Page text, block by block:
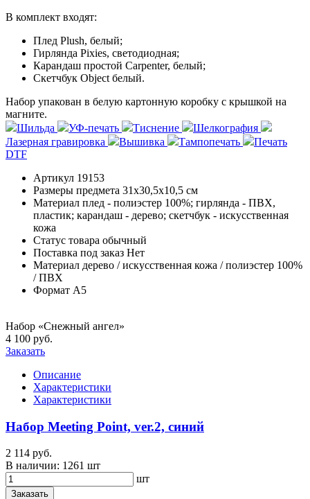
В комплект входят:
Плед Plush, белый;
Гирлянда Pixies, светодиодная;
Карандаш простой Carpenter, белый;
Скетчбук Object белый.
Набор упакован в белую картонную коробку с крышкой на
магните.
Шильда
УФ-печать Тиснение
Шелкография
Лазерная гравировка
Вышивка Тампопечать
Печать
DTF
Артикул 19153
Размеры предмета 31х30,5х10,5 см
Материал плед - полиэстер 100%; гирлянда - ПВХ,
пластик; карандаш - дерево; скетчбук - искусственная
кожа
Статус товара обычный
Поставка под заказ Нет
Материал дерево / искусственная кожа / полиэстер 100%
/ ПВХ
Формат А5
Набор «Снежный ангел»
4 100 руб.
Заказать
Описание
Характеристики
Характеристики
Набор Meeting Point, ver.2, синий
2 114 руб.
В наличии: 1261 шт
шт
Заказать